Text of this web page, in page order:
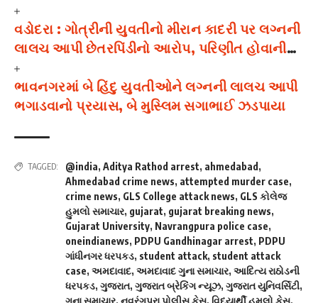
ચાલુ
વડોદરા : ગોત્રીની યુવતીનો મીરાન કાદરી પર લગ્નની
લાલચ આપી છેતરપિંડીનો આરોપ, પરિણીત હોવાની
વાત છુપાવ્યાનો દાવો
ભાવનગરમાં બે હિંદુ યુવતીઓને લગ્નની લાલચ આપી
ભગાડવાનો પ્રયાસ, બે મુસ્લિમ સગાભાઈ ઝડપાયા
TAGGED: @india, Aditya Rathod arrest, ahmedabad,
Ahmedabad crime news, attempted murder case,
crime news, GLS College attack news, GLS કોલેજ
હુમલો સમાચાર, gujarat, gujarat breaking news,
Gujarat University, Navrangpura police case,
oneindianews, PDPU Gandhinagar arrest, PDPU
ગાંધીનગર ધરપકડ, student attack, student attack
case, અમદાવાદ, અમદાવાદ ગુના સમાચાર, આદિત્ય રાઠોડની
ધરપકડ, ગુજરાત, ગુજરાત બ્રેકિંગ ન્યૂઝ, ગુજરાત યુનિવર્સિટી,